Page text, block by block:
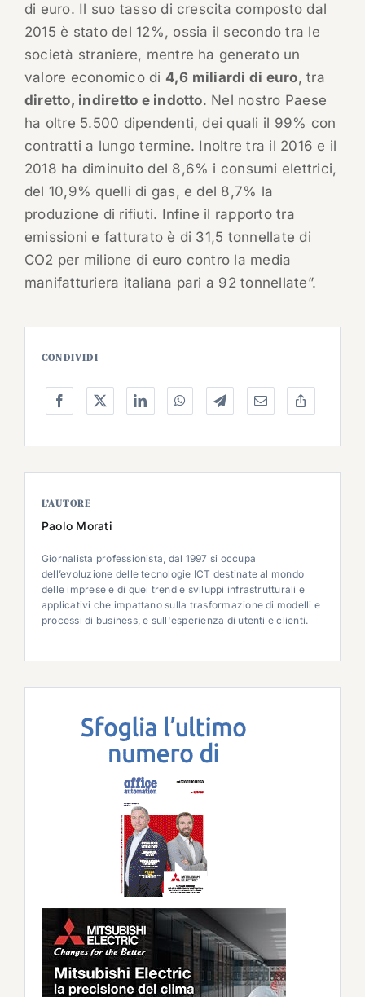
di euro. Il suo tasso di crescita composto dal
2015 è stato del 12%, ossia il secondo tra le
società straniere, mentre ha generato un
valore economico di 4,6 miliardi di euro, tra
diretto, indiretto e indotto. Nel nostro Paese
ha oltre 5.500 dipendenti, dei quali il 99% con
contratti a lungo termine. Inoltre tra il 2016 e il
2018 ha diminuito del 8,6% i consumi elettrici,
del 10,9% quelli di gas, e del 8,7% la
produzione di rifiuti. Infine il rapporto tra
emissioni e fatturato è di 31,5 tonnellate di
CO2 per milione di euro contro la media
manifatturiera italiana pari a 92 tonnellate”.
CONDIVIDI
L’AUTORE
Paolo Morati
Giornalista professionista, dal 1997 si occupa
dell’evoluzione delle tecnologie ICT destinate al mondo
delle imprese e di quei trend e sviluppi infrastrutturali e
applicativi che impattano sulla trasformazione di modelli e
processi di business, e sull'esperienza di utenti e clienti.